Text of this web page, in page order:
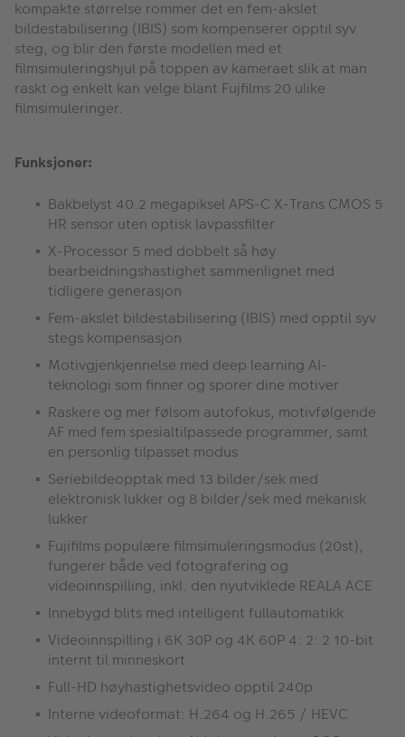
kompakte størrelse rommer det en fem-akslet
bildestabilisering (IBIS) som kompenserer opptil syv
steg, og blir den første modellen med et
filmsimuleringshjul på toppen av kameraet slik at man
raskt og enkelt kan velge blant Fujfilms 20 ulike
filmsimuleringer.
Funksjoner:
Bakbelyst 40.2 megapiksel APS-C X-Trans CMOS 5
HR sensor uten optisk lavpassfilter
X-Processor 5 med dobbelt så høy
bearbeidningshastighet sammenlignet med
tidligere generasjon
Fem-akslet bildestabilisering (IBIS) med opptil syv
stegs kompensasjon
Motivgjenkjennelse med deep learning AI-
teknologi som finner og sporer dine motiver
Raskere og mer følsom autofokus, motivfølgende
AF med fem spesialtilpassede programmer, samt
en personlig tilpasset modus
Seriebildeopptak med 13 bilder/sek med
elektronisk lukker og 8 bilder/sek med mekanisk
lukker
Fujifilms populære filmsimuleringsmodus (20st),
fungerer både ved fotografering og
videoinnspilling, inkl. den nyutviklede REALA ACE
Innebygd blits med intelligent fullautomatikk
Videoinnspilling i 6K 30P og 4K 60P 4: 2: 2 10-bit
internt til minneskort
Full-HD høyhastighetsvideo opptil 240p
Interne videoformat: H.264 og H.265 / HEVC